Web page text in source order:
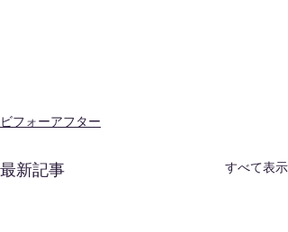
ビフォーアフター
最新記事 すべて表示